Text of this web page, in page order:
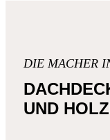
DIE MACHER
UND